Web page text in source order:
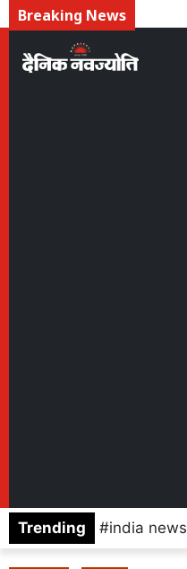
Breaking News
Trending india news